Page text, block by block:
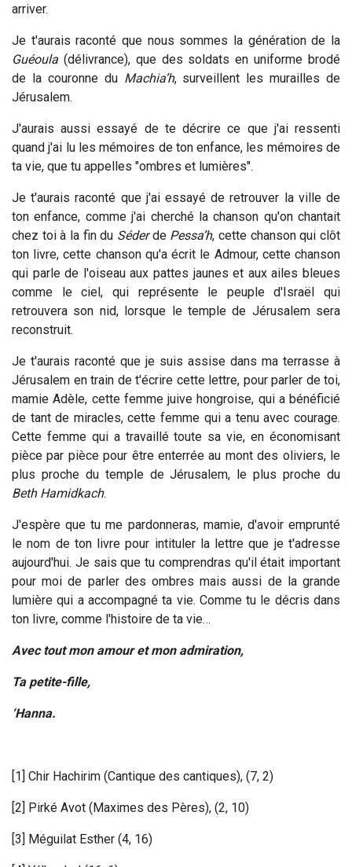
arriver.
Je t'aurais raconté que nous sommes la génération de la
Guéoula (délivrance), que des soldats en uniforme brodé
de la couronne du Machia’h, surveillent les murailles de
Jérusalem.
J'aurais aussi essayé de te décrire ce que j'ai ressenti
quand j'ai lu les mémoires de ton enfance, les mémoires de
ta vie, que tu appelles "ombres et lumières".
Je t'aurais raconté que j'ai essayé de retrouver la ville de
ton enfance, comme j'ai cherché la chanson qu'on chantait
chez toi à la fin du SéderdePessa’h, cette chanson qui clôt
ton livre, cette chanson qu'a écrit le Admour, cette chanson
qui parle de l'oiseau aux pattes jaunes et aux ailes bleues
comme le ciel, qui représente le peuple d'Israël qui
retrouvera son nid, lorsque le temple de Jérusalem sera
reconstruit.
Je t'aurais raconté que je suis assise dans ma terrasse à
Jérusalem en train de t'écrire cette lettre, pour parler de toi,
mamie Adèle, cette femme juive hongroise, qui a bénéficié
de tant de miracles, cette femme qui a tenu avec courage.
Cette femme qui a travaillé toute sa vie, en économisant
pièce par pièce pour être enterrée au mont des oliviers, le
plus proche du temple de Jérusalem, le plus proche du
Beth Hamidkach.
J'espère que tu me pardonneras, mamie, d'avoir emprunté
le nom de ton livre pour intituler la lettre que je t'adresse
aujourd'hui. Je sais que tu comprendras qu'il était important
pour moi de parler des ombres mais aussi de la grande
lumière qui a accompagné ta vie. Comme tu le décris dans
ton livre, comme l'histoire de ta vie…
Avec tout mon amour et mon admiration,
Ta petite-fille,
‘Hanna.
[1] Chir Hachirim (Cantique des cantiques), (7, 2)
[2] Pirké Avot (Maximes des Pères), (2, 10)
[3] Méguilat Esther (4, 16)